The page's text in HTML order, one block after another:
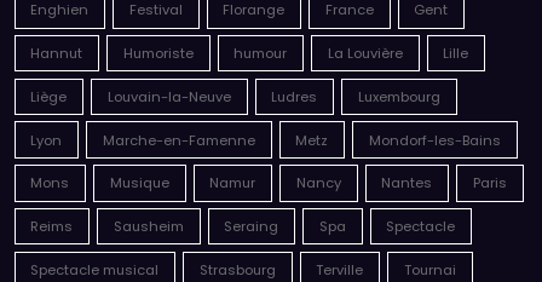
Enghien Festival Florange France Gent
Hannut Humoriste humour La Louvière Lille
Liège Louvain-la-Neuve Ludres Luxembourg
Lyon Marche-en-Famenne Metz Mondorf-les-Bains
Mons Musique Namur Nancy Nantes Paris
Reims Sausheim Seraing Spa Spectacle
Spectacle musical Strasbourg Terville Tournai